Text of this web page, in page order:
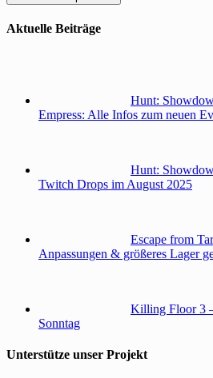
Aktuelle Beiträge
Hunt:
Empress: Alle Infos zum neuen
Hunt:
Twitch Drops im August 2025
Escape from
Anpassungen & größeres Lager
Killing Floor 3
Sonntag
Unterstütze unser Projekt